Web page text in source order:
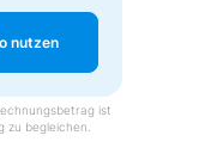
nutzen
ist
zu begleichen.